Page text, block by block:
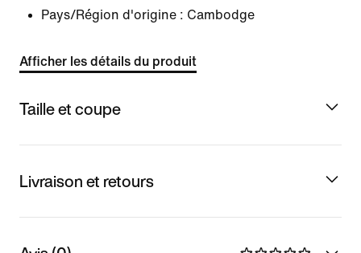
Pays/Région d'origine : Cambodge
Afficher les détails du produit
Taille et coupe
Livraison et retours